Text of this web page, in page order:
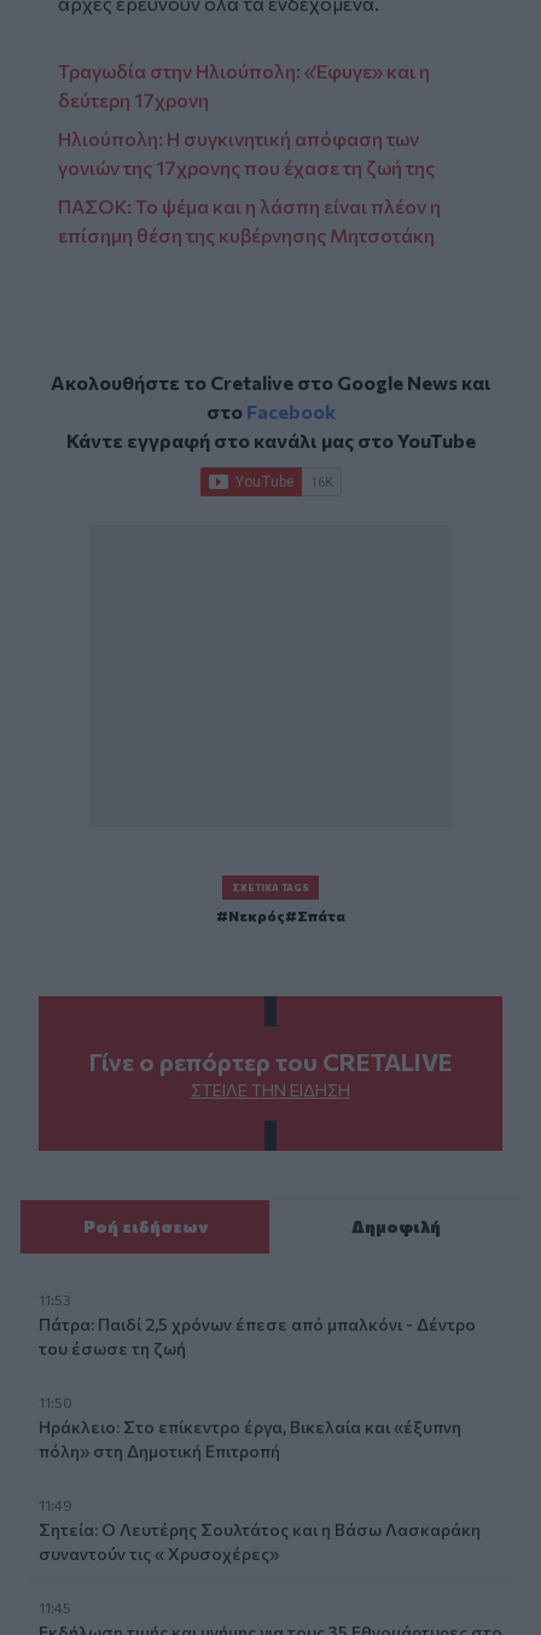
Τραγωδία στην Ηλιούπολη: «Έφυγε» και η
δεύτερη 17χρονη
Ηλιούπολη: Η συγκινητική απόφαση των
γονιών της 17χρονης που έχασε τη ζωή της
ΠΑΣΟΚ: Το ψέμα και η λάσπη είναι πλέον η
επίσημη θέση της κυβέρνησης Μητσοτάκη
Ακολουθήστε το Cretalive στο Google Newsκαι
στο Facebook
Κάντε εγγραφή στο κανάλι μας στοYouTube
ΣΧΕΤΙΚΆ TAGS
Νεκρός Σπάτα
Γίνε ο ρεπόρτερ του CRETALIVE
ΣΤΕΊΛΕ ΤΗΝ ΕΊΔΗΣΗ
Ροή ειδήσεων Δημοφιλή
11:53
Πάτρα: Παιδί 2,5 χρόνων έπεσε από μπαλκόνι - Δέντρο
του έσωσε τη ζωή
11:50
Ηράκλειο: Στο επίκεντρο έργα, Βικελαία και «έξυπνη
πόλη» στη Δημοτική Επιτροπή
11:49
Σητεία: Ο Λευτέρης Σουλτάτος και η Βάσω Λασκαράκη
συναντούν τις « Χρυσοχέρες»
11:45